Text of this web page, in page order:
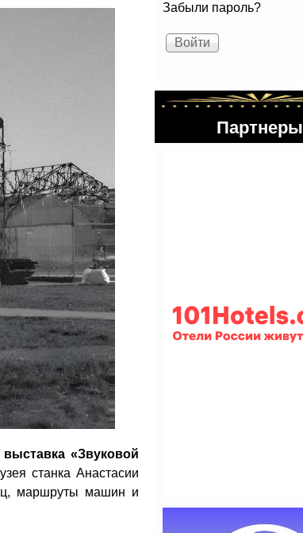
«Звуковой
станка Анастасии
маршруты машин и
Забыли пароль?
Партнеры